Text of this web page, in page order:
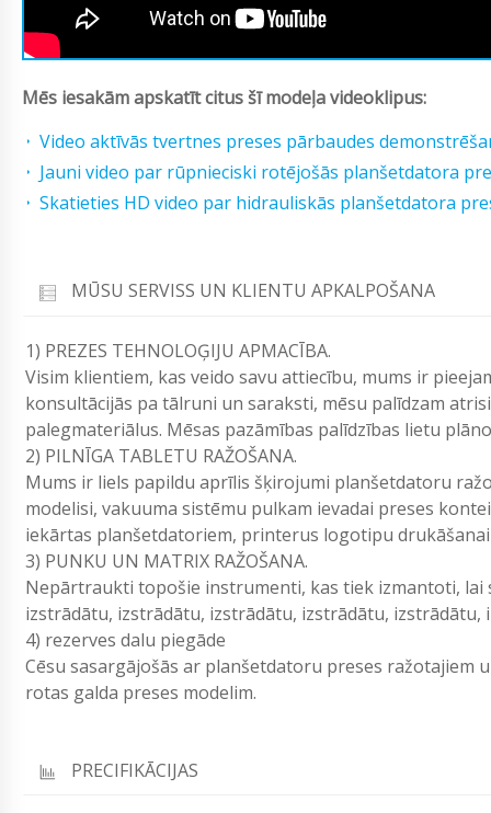
Mēs iesakām apskatīt citus šī modeļa videoklipus:
Video aktīvās tvertnes preses pārbaudes
Jauni video par rūpnieciski rotējošās planšetdatora
Skatieties HD video par hidrauliskās planšetdatora
MŪSU SERVISS UN KLIENTU APKALPOŠANA
1) PREZES TEHNOLOĢIJU APMACĪBA.
Visim klientiem, kas veido savu attiecību, mums ir
konsultācijās pa tālruni un saraksti, mēsu palīdzam
palegmateriālus. Mēsas pazāmības palī­dzības lietu
2) PILNĪGA TABLETU RAŽOŠANA.
Mums ir liels papildu aprīlis šķirojumi planšetdatoru
modelisi, vakuuma sistēmu pulkam ievadai preses
iekārtas planšetdatoriem, printerus logotipu
3) PUNKU UN MATRIX RAŽOŠANA.
Nepārtraukti topošie instrumenti, kas tiek izmantoti,
izstrādātu, izstrādātu, izstrādātu, izstrādātu, izstrādātu,
4) rezerves dalu piegāde
Cēsu sasargājošās ar planšetdatoru preses ražotajiem
rotas galda preses modelim.
PRECIFIKĀCIJAS